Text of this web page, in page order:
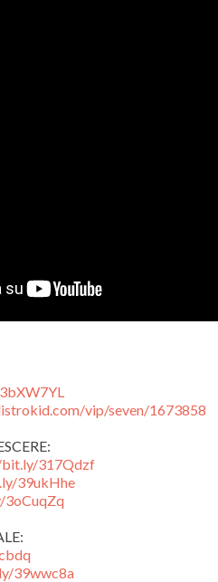
vip/seven/1673858
317Qdzf
39ukHhe
39wwc8a